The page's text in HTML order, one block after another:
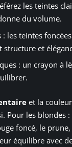
les teintes
du volume.
: les teintes
structure et
: un crayon à
et la
Pour les blondes :
foncé, le
équilibre avec